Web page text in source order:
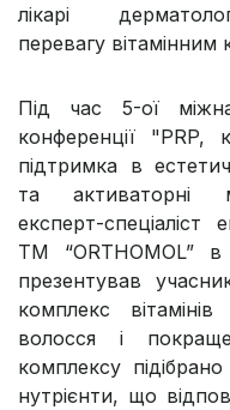
лікарі
перевагу
Під час 5-ої
конференції "PRP,
підтримка в
та активаторні
експерт-спеціаліст
ТМ “ORTHOMOL” в
презентував
комплекс
волосся і
комплексу
нутрієнти, що